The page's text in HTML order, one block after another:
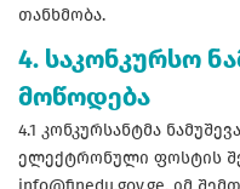
თანხმობა.
4. საკონკურსო
მოწოდება
4.1 კონკურსანტმა
ელექტრონული ფოსტის